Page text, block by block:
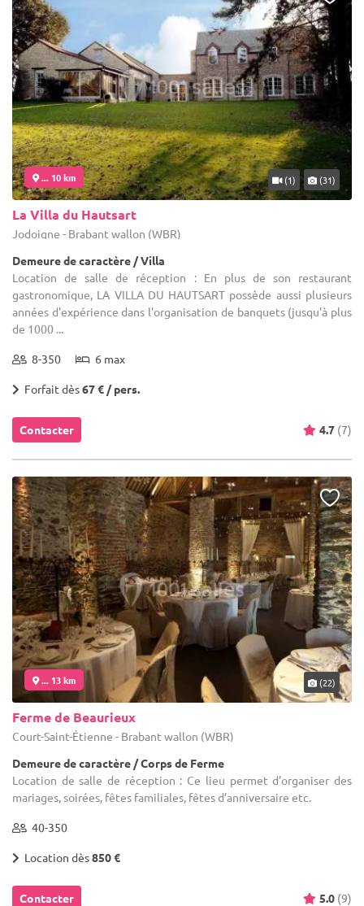
... 10 km (1) (31)
La Villa du Hautsart
Jodoigne - Brabant wallon (WBR)
Demeure de caractère / Villa
Location de salle de réception : En plus de son restaurant
gastronomique, LA VILLA DU HAUTSART possède aussi plusieurs
années d'expérience dans l'organisation de banquets (jusqu'à plus
de 1000 ...
8-350 6 max
Forfait dès67 € / pers.
Contacter 4.7 (7)
... 13 km (22)
Ferme de Beaurieux
Court-Saint-Étienne - Brabant wallon (WBR)
Demeure de caractère / Corps de Ferme
Location de salle de réception : Ce lieu permet d’organiser des
mariages, soirées, fêtes familiales, fêtes d’anniversaire etc.
40-350
Location dès850 €
Contacter 5.0 (9)